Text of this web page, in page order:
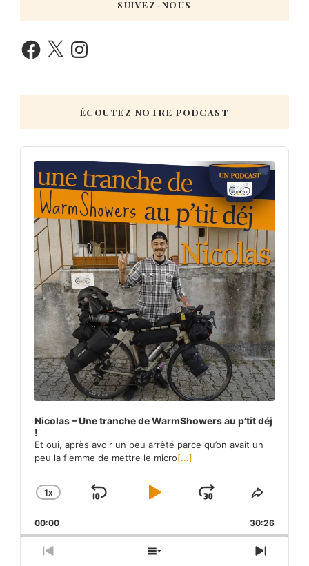
SUIVEZ-NOUS
ÉCOUTEZ NOTRE PODCAST
Audio
Player
Nicolas – Une tranche de WarmShowers au p’tit déj
!
Et oui, après avoir un peu arrêté parce qu’on avait un
peu la flemme de mettre le micro[...]
CHANGE
RATE
1X
SKIP
PLAYJUMP
FORWARD
SHARE
00:00 30:26
PREVIOUS
SHOW
NEXT